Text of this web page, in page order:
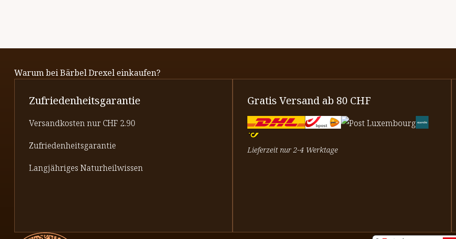
Warum bei Bärbel Drexel einkaufen?
Zufriedenheitsgarantie
Versandkosten nur CHF 2.90
Zufriedenheitsgarantie
Langjähriges Naturheilwissen
Gratis Versand ab 80 CHF
Lieferzeit nur 2-4 Werktage